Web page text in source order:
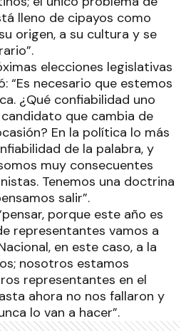
lleno de cipayos como
origen, a su cultura y se
elecciones legislativas
“Es necesario que estemos
¿Qué confiabilidad uno
que cambia de
En la política lo más
de la palabra, y
muy consecuentes
Tenemos una doctrina
salir”.
porque este año es
representantes vamos a
en este caso, a la
nosotros estamos
representantes en el
ahora no nos fallaron y
lo van a hacer”.